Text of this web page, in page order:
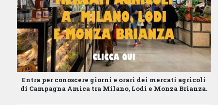
Entra per conoscere giorni e orari dei mercati agricoli
di Campagna Amica tra Milano, Lodi e Monza Brianza.